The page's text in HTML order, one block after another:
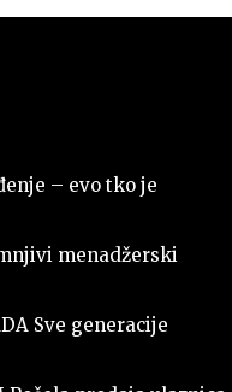
– evo tko je
menadžerski
Sve generacije